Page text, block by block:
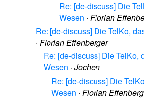
Re: [de-discuss] Die
Wesen · Florian
Re: [de-discuss] Die TelKo,
· Florian Effenberger
Re: [de-discuss] Die TelKo,
Wesen · Jochen
Re: [de-discuss] Die
Wesen · Florian